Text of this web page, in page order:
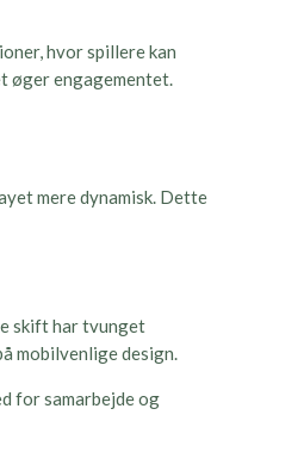
hvor spillere kan
øger engagementet.
mere dynamisk. Dette
skift har tvunget
mobilvenlige design.
for samarbejde og